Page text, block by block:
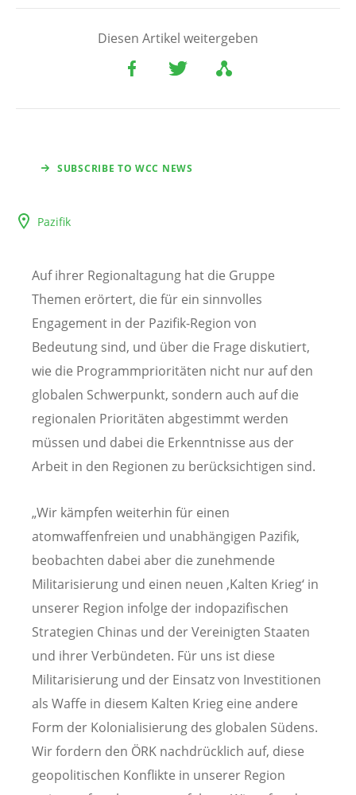
Diesen Artikel weitergeben
SUBSCRIBE TO WCC NEWS
Pazifik
Auf ihrer Regionaltagung hat die Gruppe
Themen erörtert, die für ein sinnvolles
Engagement in der Pazifik-Region von
Bedeutung sind, und über die Frage diskutiert,
wie die Programmprioritäten nicht nur auf den
globalen Schwerpunkt, sondern auch auf die
regionalen Prioritäten abgestimmt werden
müssen und dabei die Erkenntnisse aus der
Arbeit in den Regionen zu berücksichtigen sind.
„Wir kämpfen weiterhin für einen
atomwaffenfreien und unabhängigen Pazifik,
beobachten dabei aber die zunehmende
Militarisierung und einen neuen ‚Kalten Krieg‘ in
unserer Region infolge der indopazifischen
Strategien Chinas und der Vereinigten Staaten
und ihrer Verbündeten. Für uns ist diese
Militarisierung und der Einsatz von Investitionen
als Waffe in diesem Kalten Krieg eine andere
Form der Kolonialisierung des globalen Südens.
Wir fordern den ÖRK nachdrücklich auf, diese
geopolitischen Konflikte in unserer Region